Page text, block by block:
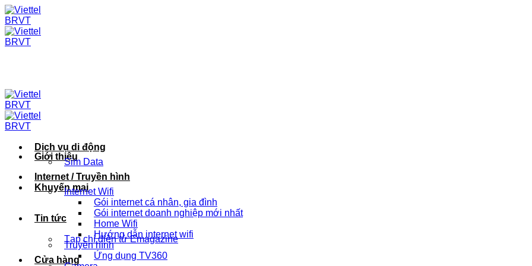
Skip
to
content
Giới thiệu
Khuyến mại
Tin tức
Tạp chí điện tử Emagazine
Cửa hàng
Dịch vụ di động
Sim Data
Internet / Truyền hình
Internet Wifi
Gói internet cá nhân, gia đình
Gói internet doanh nghiệp mới nhất
Home Wifi
Hướng dẫn internet wifi
Truyền hình
Ứng dụng TV360